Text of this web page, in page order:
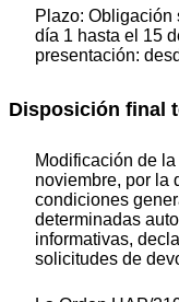
Plazo: Obligación
día 1 hasta el 15
presentación:
Disposición final
Modificación de
noviembre, por la
condiciones
determinadas
informativas,
solicitudes de